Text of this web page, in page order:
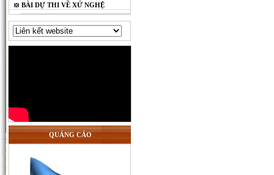
BÀI DỰ THI VỀ XỨ NGHỆ
QUẢNG CÁO